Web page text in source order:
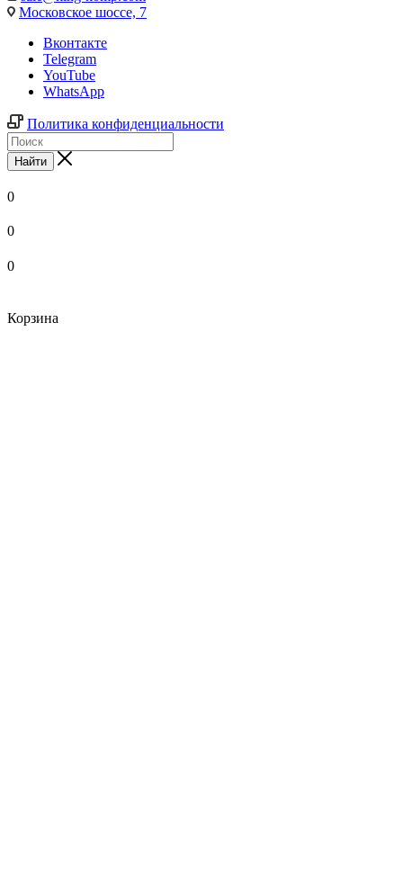
Московское шоссе, 7
Вконтакте
Telegram
YouTube
WhatsApp
Политика конфиденциальности
Найти
0
0
0
Корзина